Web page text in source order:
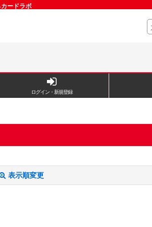
ードラボ
ログイン・新規登録
表示順変更